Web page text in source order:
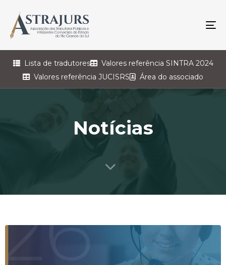
Lista de tradutores
Valores referência SINTRA 2024
Valores referência JUCISRS
Área do associado
Notícias